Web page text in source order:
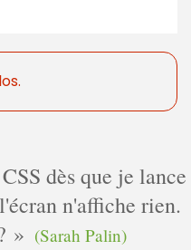
dès que je lance
n'affiche rien.
(Sarah Palin)